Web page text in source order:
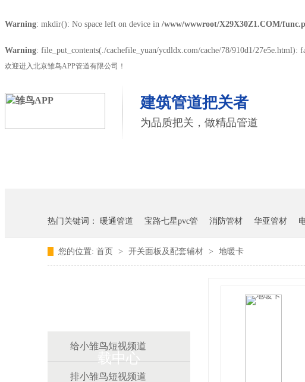
Warning: mkdir(): No space left on device in /www/wwwroot/X29X30Z1.COM/
Warning: file_put_contents(./cachefile_yuan/ycdldx.com/cache/78/910d1/
欢迎进入北京雏鸟APP管道有限公司！
建筑管道把关者
为品质把关，做精品管道
热门关键词： 暖通管道 宝路七星pvc管 消防管材 华亚管材
您的位置: 首页 > 开关面板及配套辅材 > 地暖卡
载中心
给小雏鸟短视频道
排小雏鸟短视频道